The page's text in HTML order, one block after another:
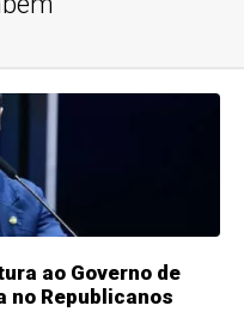
ao Governo de
no Republicanos